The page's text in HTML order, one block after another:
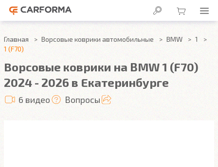
Главная Ворсовые коврики автомобильные BMW
1
1 (F70)
Ворсовые коврики на BMW 1 (F70)
2024 - 2026 в Екатеринбурге
6 видео Вопросы